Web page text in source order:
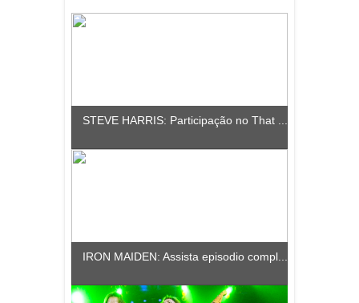
STEVE HARRIS: Participação no That ...
IRON MAIDEN: Assista episodio compl...